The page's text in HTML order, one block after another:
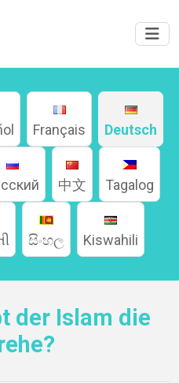
Français Deutsch
中文 Tagalog
සිංහල Kiswahili
der Islam die